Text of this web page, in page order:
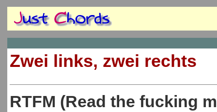
Zwei links, zwei rechts
RTFM (Read the fucking